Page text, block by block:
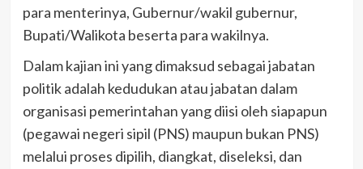
para menterinya, Gubernur/wakil gubernur,
Bupati/Walikota beserta para wakilnya.
Dalam kajian ini yang dimaksud sebagai jabatan
politik adalah kedudukan atau jabatan dalam
organisasi pemerintahan yang diisi oleh siapapun
(pegawai negeri sipil (PNS) maupun bukan PNS)
melalui proses dipilih, diangkat, diseleksi, dan